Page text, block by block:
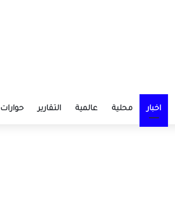
اخبار محلية عالمية التقارير حوارات